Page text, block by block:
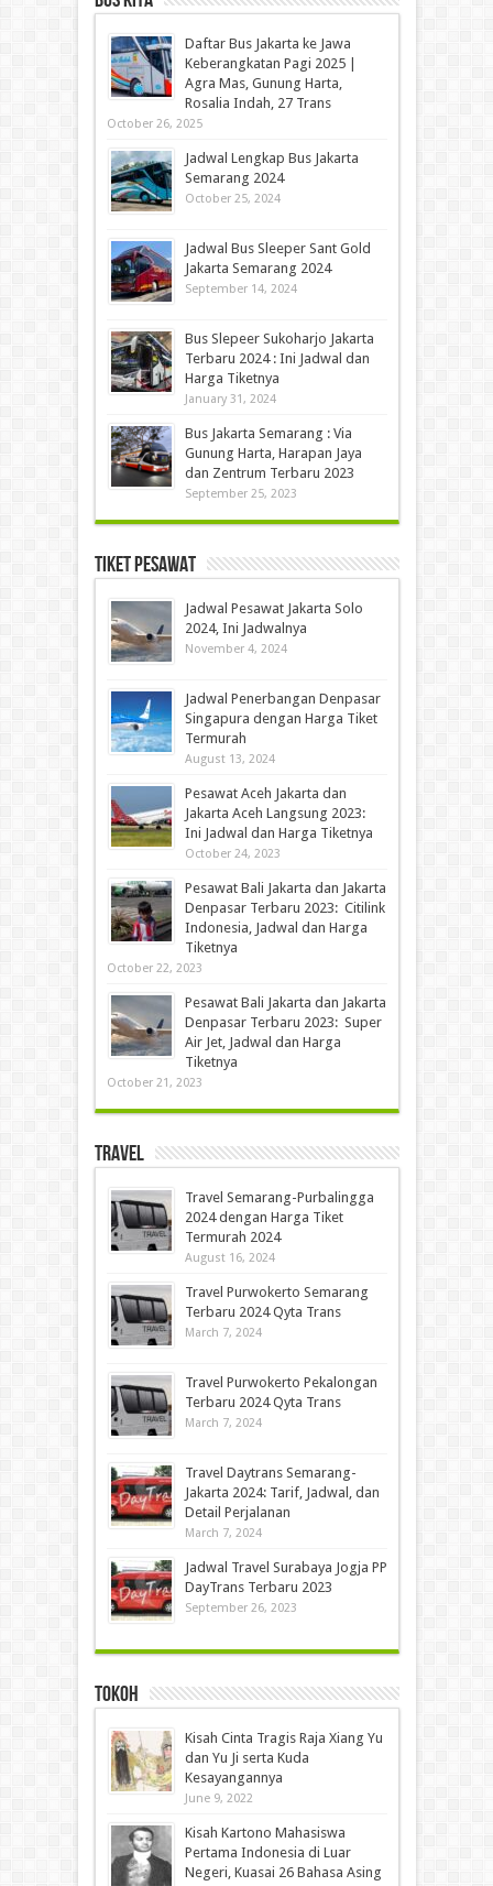
Daftar Bus Jakarta ke Jawa
Keberangkatan Pagi 2025 |
Agra Mas, Gunung Harta,
Rosalia Indah, 27 Trans
October 26, 2025
Jadwal Lengkap Bus Jakarta
Semarang 2024
October 25, 2024
Jadwal Bus Sleeper Sant Gold
Jakarta Semarang 2024
September 14, 2024
Bus Slepeer Sukoharjo Jakarta
Terbaru 2024 : Ini Jadwal dan
Harga Tiketnya
January 31, 2024
Bus Jakarta Semarang : Via
Gunung Harta, Harapan Jaya
dan Zentrum Terbaru 2023
September 25, 2023
Tiket Pesawat
Jadwal Pesawat Jakarta Solo
2024, Ini Jadwalnya
November 4, 2024
Jadwal Penerbangan Denpasar
Singapura dengan Harga Tiket
Termurah
August 13, 2024
Pesawat Aceh Jakarta dan
Jakarta Aceh Langsung 2023:
Ini Jadwal dan Harga Tiketnya
October 24, 2023
Pesawat Bali Jakarta dan Jakarta
Denpasar Terbaru 2023: Citilink
Indonesia, Jadwal dan Harga
Tiketnya
October 22, 2023
Pesawat Bali Jakarta dan Jakarta
Denpasar Terbaru 2023: Super
Air Jet, Jadwal dan Harga
Tiketnya
October 21, 2023
Travel
Travel Semarang-Purbalingga
2024 dengan Harga Tiket
Termurah 2024
August 16, 2024
Travel Purwokerto Semarang
Terbaru 2024 Qyta Trans
March 7, 2024
Travel Purwokerto Pekalongan
Terbaru 2024 Qyta Trans
March 7, 2024
Travel Daytrans Semarang-
Jakarta 2024: Tarif, Jadwal, dan
Detail Perjalanan
March 7, 2024
Jadwal Travel Surabaya Jogja PP
DayTrans Terbaru 2023
September 26, 2023
Tokoh
Kisah Cinta Tragis Raja Xiang Yu
dan Yu Ji serta Kuda
Kesayangannya
June 9, 2022
Kisah Kartono Mahasiswa
Pertama Indonesia di Luar
Negeri, Kuasai 26 Bahasa Asing